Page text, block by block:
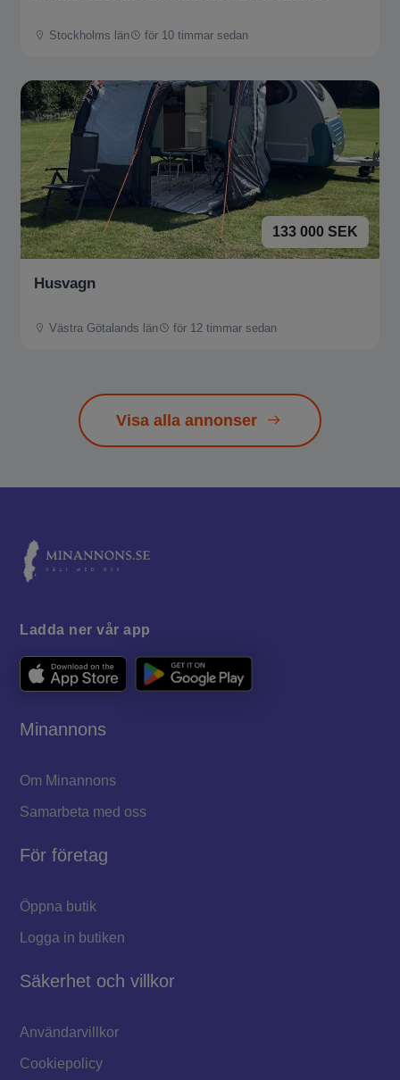
Stockholms län för 10 timmar sedan
133 000 SEK
Husvagn
Västra Götalands län för 12 timmar sedan
Visa alla annonser
Ladda ner vår app
Minannons
Om Minannons
Samarbeta med oss
För företag
Öppna butik
Logga in butiken
Säkerhet och villkor
Användarvillkor
Cookiepolicy